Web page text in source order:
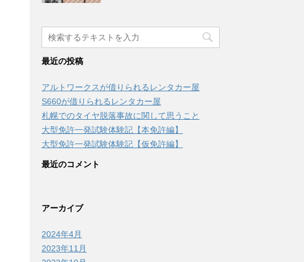
最近の投稿
アルトワークスが借りられるレンタカー屋
S660が借りられるレンタカー屋
札幌でのタイヤ脱落事故に関して思うこと
大型免許一発試験体験記【本免許編】
大型免許一発試験体験記【仮免許編】
最近のコメント
アーカイブ
2024年4月
2023年11月